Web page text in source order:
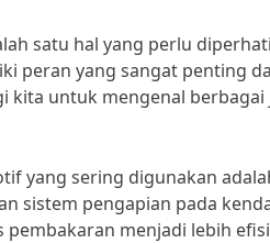
satu hal yang perlu
peran yang sangat penting
kita untuk mengenal
yang sering digunakan
sistem pengapian pada
menjadi lebih